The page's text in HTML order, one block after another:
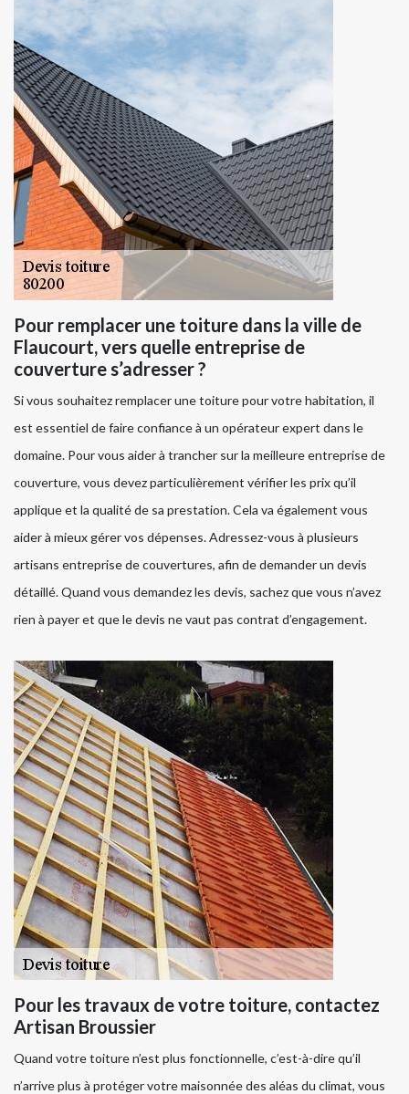
Pour remplacer une toiture dans la ville de
Flaucourt, vers quelle entreprise de
couverture s’adresser ?
Si vous souhaitez remplacer une toiture pour votre habitation, il
est essentiel de faire confiance à un opérateur expert dans le
domaine. Pour vous aider à trancher sur la meilleure entreprise de
couverture, vous devez particulièrement vérifier les prix qu’il
applique et la qualité de sa prestation. Cela va également vous
aider à mieux gérer vos dépenses. Adressez-vous à plusieurs
artisans entreprise de couvertures, afin de demander un devis
détaillé. Quand vous demandez les devis, sachez que vous n’avez
rien à payer et que le devis ne vaut pas contrat d’engagement.
Pour les travaux de votre toiture, contactez
Artisan Broussier
Quand votre toiture n’est plus fonctionnelle, c’est-à-dire qu’il
n’arrive plus à protéger votre maisonnée des aléas du climat, vous